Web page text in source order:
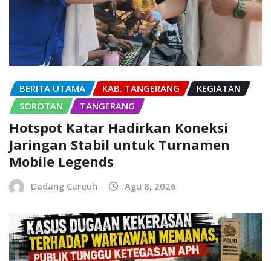
BERITA UTAMA KAB. TANGERANG
KEGIATAN
SOROTAN
TANGERANG
Hotspot Katar Hadirkan Koneksi
Jaringan Stabil untuk Turnamen
Mobile Legends
Dadang Careuh Agu 8, 2026